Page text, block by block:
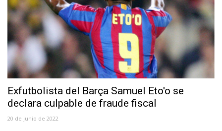
Exfutbolista del Barça Samuel Eto'o se
declara culpable de fraude fiscal
20 de junio de 2022